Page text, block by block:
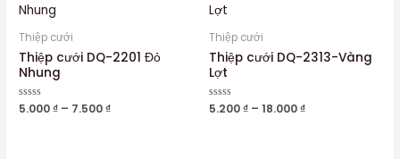
Thiệp cưới
Thiệp cưới DQ-2201 Đỏ
Nhung
Được
5.000₫ – 7.500₫
Thiệp cưới
Thiệp cưới DQ-2313-Vàng
Lợt
Được
5.200₫ – 18.000₫